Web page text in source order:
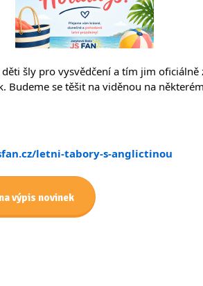
děti šly pro vysvědčení a tím jim
Budeme se těšit na viděnou na
letni-tabory-s-anglictinou
výpis novinek